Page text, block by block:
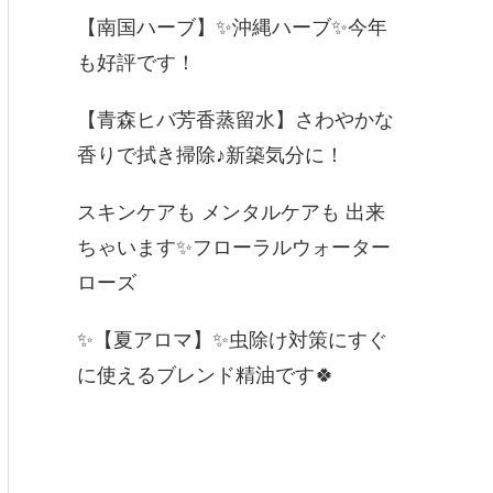
【南国ハーブ】✨沖縄ハーブ✨今年
も好評です！
【青森ヒバ芳香蒸留水】さわやかな
香りで拭き掃除♪新築気分に！
スキンケアも メンタルケアも 出来
ちゃいます✨フローラルウォーター
ローズ
✨【夏アロマ】✨虫除け対策にすぐ
に使えるブレンド精油です🍀